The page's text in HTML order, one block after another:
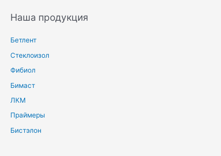
Наша продукция
Бетлент
Стеклоизол
Фибиол
Бимаст
ЛКМ
Праймеры
Бистэлон